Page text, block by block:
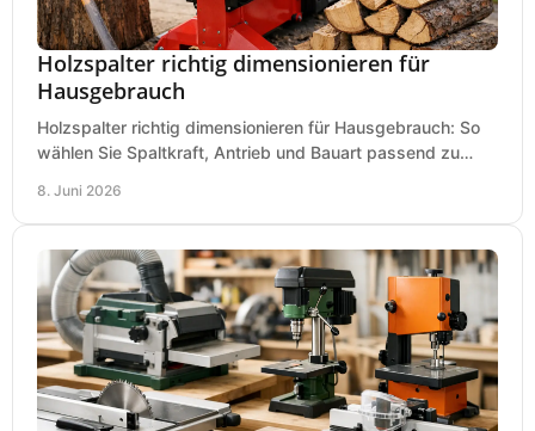
Holzspalter richtig dimensionieren für
Hausgebrauch
Holzspalter richtig dimensionieren für Hausgebrauch: So
wählen Sie Spaltkraft, Antrieb und Bauart passend zu
8. Juni 2026